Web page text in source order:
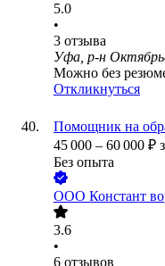
5.0
•
3 отзыва
Уфа, р-н
Можно без
Откликнуться
Помощник на
45 000 – 60 000 ₽
Без опыта
ООО Констант
3.6
•
6 отзывов